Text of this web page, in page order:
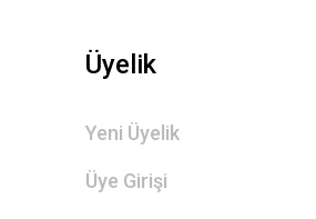
Üyelik
Yeni Üyelik
Üye Girişi